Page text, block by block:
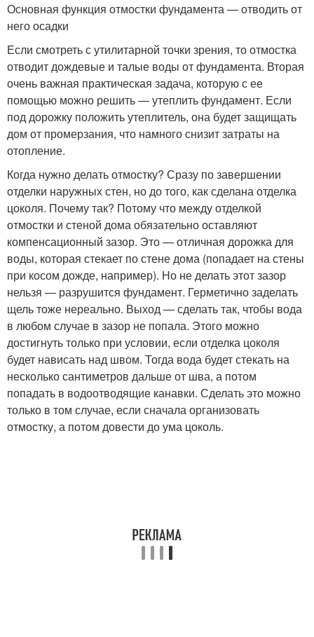
Основная функция отмостки фундамента — отводить от
него осадки
Если смотреть с утилитарной точки зрения, то отмостка
отводит дождевые и талые воды от фундамента. Вторая
очень важная практическая задача, которую с ее
помощью можно решить — утеплить фундамент. Если
под дорожку положить утеплитель, она будет защищать
дом от промерзания, что намного снизит затраты на
отопление.
Когда нужно делать отмостку? Сразу по завершении
отделки наружных стен, но до того, как сделана отделка
цоколя. Почему так? Потому что между отделкой
отмостки и стеной дома обязательно оставляют
компенсационный зазор. Это — отличная дорожка для
воды, которая стекает по стене дома (попадает на стены
при косом дожде, например). Но не делать этот зазор
нельзя — разрушится фундамент. Герметично заделать
щель тоже нереально. Выход — сделать так, чтобы вода
в любом случае в зазор не попала. Этого можно
достигнуть только при условии, если отделка цоколя
будет нависать над швом. Тогда вода будет стекать на
несколько сантиметров дальше от шва, а потом
попадать в водоотводящие канавки. Сделать это можно
только в том случае, если сначала организовать
отмостку, а потом довести до ума цоколь.